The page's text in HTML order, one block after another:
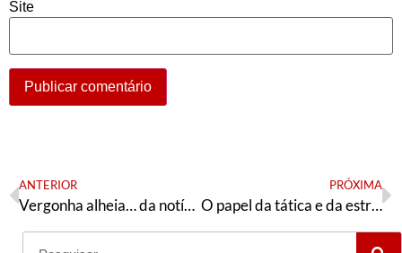
Site
ANTERIOR
Vergonha alheia… da notícia publicada pela EBC sobre o Nobel da Paz
PRÓXIMA
O papel da tática e da estratégia contra o racismo